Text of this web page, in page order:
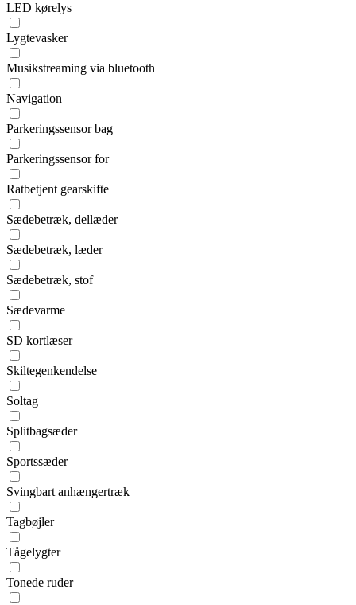
LED kørelys
Lygtevasker
Musikstreaming via bluetooth
Navigation
Parkeringssensor bag
Parkeringssensor for
Ratbetjent gearskifte
Sædebetræk, dellæder
Sædebetræk, læder
Sædebetræk, stof
Sædevarme
SD kortlæser
Skiltegenkendelse
Soltag
Splitbagsæder
Sportssæder
Svingbart anhængertræk
Tagbøjler
Tågelygter
Tonede ruder